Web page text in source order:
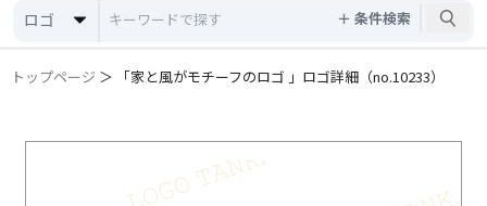
ロゴ ＋ 条件検索
トップページ ＞ 「家と風がモチーフのロゴ 」ロゴ詳細（no.10233）